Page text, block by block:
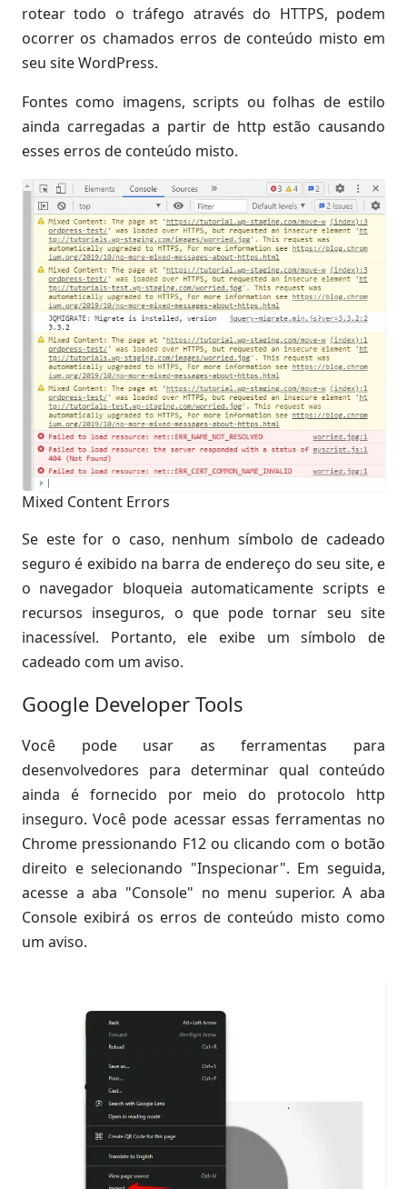
rotear todo o tráfego através do HTTPS, podem
ocorrer os chamados erros de conteúdo misto em
seu site WordPress.
Fontes como imagens, scripts ou folhas de estilo
ainda carregadas a partir de http estão causando
esses erros de conteúdo misto.
Mixed Content Errors
Se este for o caso, nenhum símbolo de cadeado
seguro é exibido na barra de endereço do seu site, e
o navegador bloqueia automaticamente scripts e
recursos inseguros, o que pode tornar seu site
inacessível. Portanto, ele exibe um símbolo de
cadeado com um aviso.
Google Developer Tools
Você pode usar as ferramentas para
desenvolvedores para determinar qual conteúdo
ainda é fornecido por meio do protocolo http
inseguro. Você pode acessar essas ferramentas no
Chrome pressionando F12 ou clicando com o botão
direito e selecionando "Inspecionar". Em seguida,
acesse a aba "Console" no menu superior. A aba
Console exibirá os erros de conteúdo misto como
um aviso.